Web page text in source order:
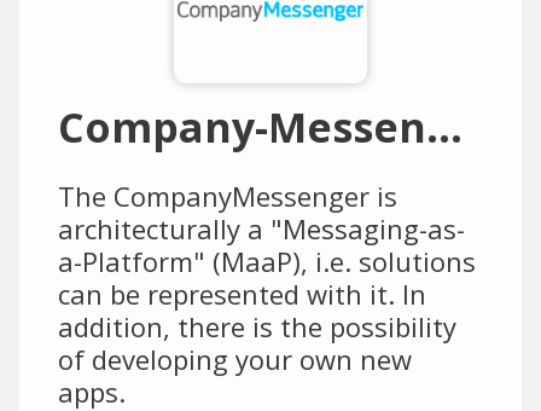
Company-Messenger
The CompanyMessenger is
architecturally a "Messaging-as-
a-Platform" (MaaP), i.e. solutions
can be represented with it. In
addition, there is the possibility
of developing your own new
apps.